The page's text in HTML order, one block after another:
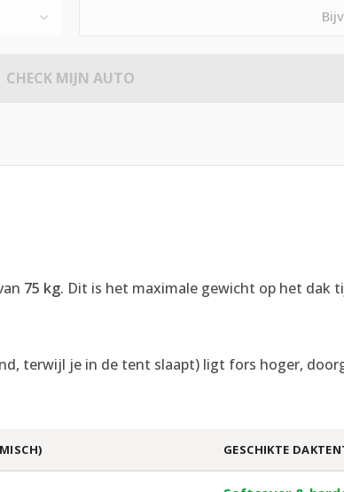
CHECK MIJN AUTO
75 kg. Dit is het maximale gewicht op het dak
terwijl je in de tent slaapt) ligt fors hoger,
GESCHIKTE